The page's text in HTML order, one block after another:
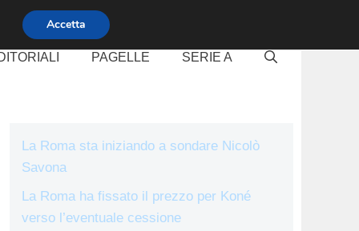
PAGELLE SERIE A
La Roma sta iniziando a sondare Nicolò
Savona
La Roma ha fissato il prezzo per Koné
verso l’eventuale cessione
Accetta